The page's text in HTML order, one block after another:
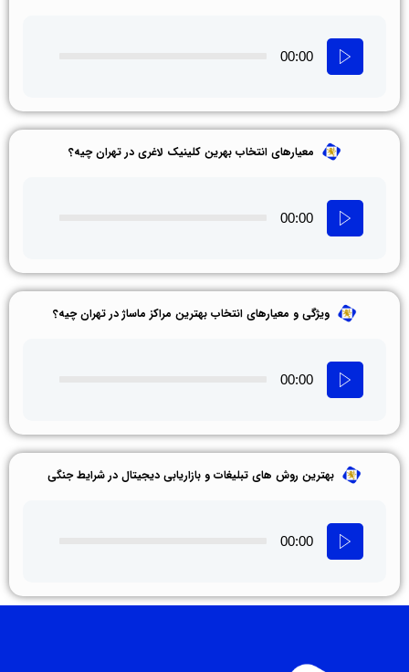
00:00
معیارهای انتخاب بهرین کلینیک لاغری در تهران چیه؟
00:00
ویژگی و معیارهای انتخاب بهترین مراکز ماساژ در تهران چیه؟
00:00
بهترین روش های تبلیغات و بازاریابی دیجیتال در شرایط جنگی
00:00